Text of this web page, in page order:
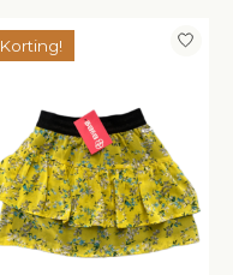
Korting!